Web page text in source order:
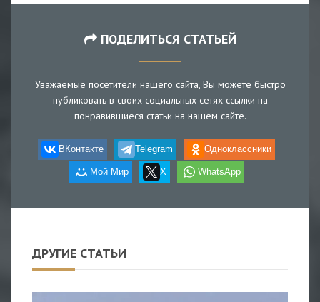
ПОДЕЛИТЬСЯ СТАТЬЕЙ
Уважаемые посетители нашего сайта, Вы можете быстро
публиковать в своих социальных сетях ссылки на
понравившиеся статьи на нашем сайте.
ВКонтакте Telegram Одноклассники
Мой Мир X WhatsApp
ДРУГИЕ СТАТЬИ